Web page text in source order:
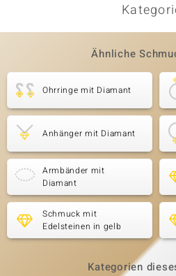
Ähnliche
Ohrringe mit Diamant
Anhänger mit Diamant
Armbänder mit
Diamant
Schmuck mit
Edelsteinen in gelb
Kategorien